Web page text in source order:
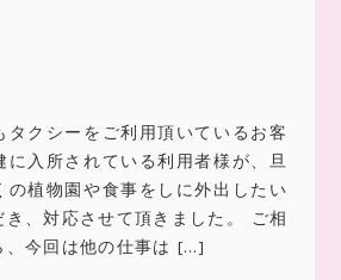
タクシーをご利用頂いているお客
に入所されている利用者様が、旦
の植物園や食事をしに外出したい
き、対応させて頂きました。 ご相
、今回は他の仕事は […]